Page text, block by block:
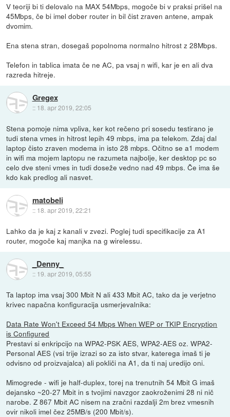
V teoriji bi ti delovalo na MAX 54Mbps, mogoče bi v praksi prišel na
45Mbps, če bi imel dober router in bil čist zraven antene, ampak
dvomim.
Ena stena stran, dosegaš popolnoma normalno hitrost z 28Mbps.
Telefon in tablica imata če ne AC, pa vsaj n wifi, kar je en ali dva
razreda hitreje.
Gregex
:: 18. apr 2019, 22:05
Stena pomoje nima vpliva, ker kot rečeno pri sosedu testirano je
tudi stena vmes in hitrost lepih 49 mbps, ima pa telekom. Zdaj dal
laptop čisto zraven modema in isto 28 mbps. Očitno se a1 modem
in wifi ma mojem laptopu ne razumeta najbolje, ker desktop pc so
celo dve steni vmes in tudi doseže vedno nad 49 mbps. Če ima še
kdo kak predlog ali nasvet.
matobeli
:: 18. apr 2019, 22:21
Lahko da je kaj z kanali v zvezi. Poglej tudi specifikacije za A1
router, mogoče kaj manjka na g wirelessu.
_Denny_
:: 19. apr 2019, 05:55
Ta laptop ima vsaj 300 Mbit N ali 433 Mbit AC, tako da je verjetno
krivec napačna konfiguracija usmerjevalnika:
Data Rate Won't Exceed 54 Mbps When WEP or TKIP Encryption
is Configured
Prestavi si enkripcijo na WPA2-PSK AES, WPA2-AES oz. WPA2-
Personal AES (vsi trije izrazi so za isto stvar, katerega imaš ti je
odvisno od proizvajalca) ali pokliči na A1, da ti naj uredijo oni.
Mimogrede - wifi je half-duplex, torej na trenutnih 54 Mbit G imaš
dejansko ~20-27 Mbit in s tvojimi navzgor zaokroženimi 28 ni nič
narobe. Z 867 Mbit AC nisem na zračni razdalji 2m brez vmesnih
ovir nikoli imel čez 25MB/s (200 Mbit/s).